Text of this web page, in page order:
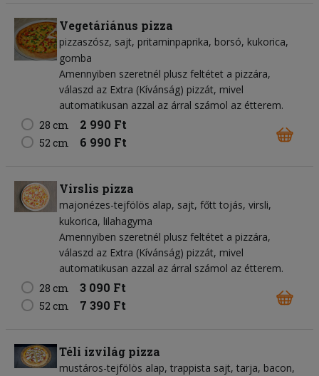
Vegetáriánus pizza
pizzaszósz sajt pritaminpaprika borsó kukorica
gomba
Amennyiben szeretnél plusz feltétet a pizzára,
válaszd az Extra (Kívánság) pizzát, mivel
automatikusan azzal az árral számol az étterem.
28 cm
2 990 Ft
52 cm 6 990 Ft
Virslis pizza
majonézes-tejfölös alap sajt főtt tojás virsli
kukorica lilahagyma
Amennyiben szeretnél plusz feltétet a pizzára,
válaszd az Extra (Kívánság) pizzát, mivel
automatikusan azzal az árral számol az étterem.
28 cm
3 090 Ft
52 cm 7 390 Ft
Téli ízvilág pizza
mustáros-tejfölös alap trappista sajt tarja bacon